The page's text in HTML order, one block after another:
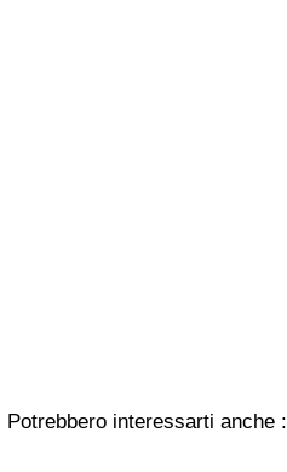
Potrebbero interessarti anche :